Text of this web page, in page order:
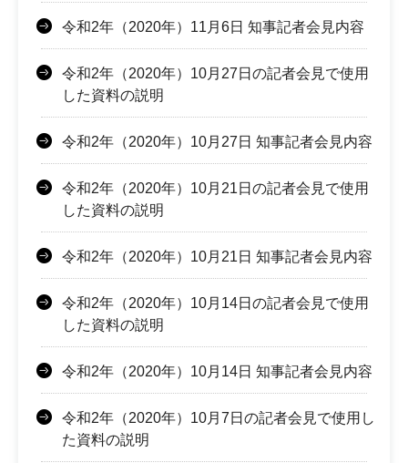
令和2年（2020年）11月6日 知事記者会見内容
令和2年（2020年）10月27日の記者会見で使用
した資料の説明
令和2年（2020年）10月27日 知事記者会見内容
令和2年（2020年）10月21日の記者会見で使用
した資料の説明
令和2年（2020年）10月21日 知事記者会見内容
令和2年（2020年）10月14日の記者会見で使用
した資料の説明
令和2年（2020年）10月14日 知事記者会見内容
令和2年（2020年）10月7日の記者会見で使用し
た資料の説明